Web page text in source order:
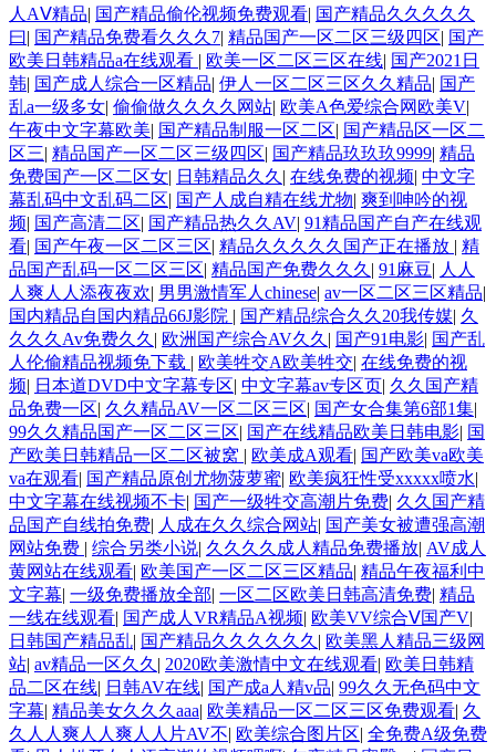
人AⅤ精品| 国产精品偷伦视频免费观看| 国产精品久久久久久
曰| 国产精品免费看久久久7| 精品国产一区二区三级四区| 国产
欧美日韩精品a在线观看 | 欧美一区二区三区在线| 国产2021日
韩| 国产成人综合一区精品| 伊人一区二区三区久久精品| 国产
乱a一级多女| 偷偷做久久久久网站| 欧美A色爱综合网欧美V|
午夜中文字幕欧美| 国产精品制服一区二区| 国产精品区一区二
区三| 精品国产一区二区三级四区| 国产精品玖玖玖9999| 精品
免费国产一区二区女| 日韩精品久久 | 在线免费的视频| 中文字
幕乱码中文乱码二区| 国产人成自精在线尤物| 爽到呻吟的视
频| 国产高清二区| 国产精品热久久AV| 91精品国产自产在线观
看| 国产午夜一区二区三区| 精品久久久久久国产正在播放 | 精
品国产乱码一区二区三区| 精品国产免费久久久 | 91麻豆| 人人
人爽人人添夜夜欢| 男男激情军人chinese| av一区二区三区精品|
国内精品自国内精品66J影院 | 国产精品综合久久20我传媒| 久
久久久Av免费久久 | 欧洲国产综合AV久久 | 国产91电影| 国产乱
人伦偷精品视频免下载 | 欧美牲交A欧美牲交| 在线免费的视
频| 日本道DVD中文字幕专区| 中文字幕av专区页| 久久国产精
品免费一区| 久久精品AV一区二区三区| 国产女合集第6部1集|
99久久精品国产一区二区三区| 国产在线精品欧美日韩电影| 国
产欧美日韩精品一区二区被窝 | 欧美成A观看| 国产欧美va欧美
va在观看| 国产精品原创尤物菠萝蜜| 欧美疯狂性受xxxxx喷水|
中文字幕在线视频不卡| 国产一级牲交高潮片免费| 久久国产精
品国产自线拍免费| 人成在久久综合网站| 国产美女被遭强高潮
网站免费 | 综合另类小说| 久久久久成人精品免费播放| AV成人
黄网站在线观看| 欧美国产一区二区三区精品| 精品午夜福利中
文字幕| 一级免费播放全部| 一区二区欧美日韩高清免费| 精品
一线在线观看| 国产成人VR精品A视频| 欧美VV综合Ⅴ国产V|
日韩国产精品乱| 国产精品久久久久久久 | 欧美黑人精品三级网
站| av精品一区久久 | 2020欧美激情中文在线观看| 欧美日韩精
品二区在线| 日韩AV在线| 国产成a人精v品| 99久久无色码中文
字幕| 精品美女久久久aaa| 欧美精品一区二区三区免费观看| 久
久人人爽人人爽人人片AV不| 欧美综合图片区| 全免费A级免费